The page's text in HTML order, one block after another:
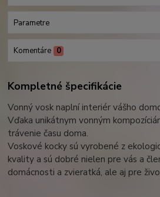
Parametre
Komentáre 0
Kompletné špecifikácie
Vonný vosk naplní interiér vášho
Vďaka unikátnym vonným
trávenie času doma.
Voskové kocky sú vyrobené z
kvality a sú dobré nielen pre vás a
domácnosti a zvieratká, ale aj pre